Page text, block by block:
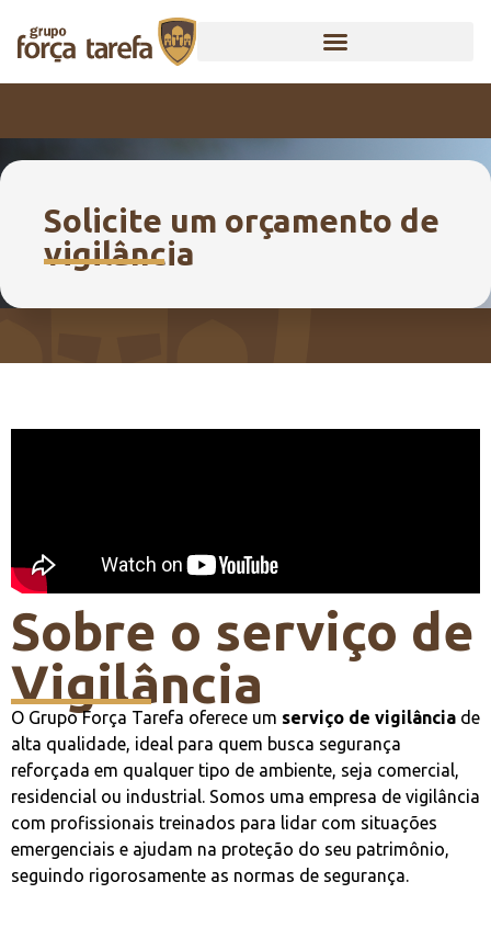
Solicite um orçamento de
vigilância
Sobre o serviço de
Vigilância
O Grupo Força Tarefa oferece um serviço de vigilância de
alta qualidade, ideal para quem busca segurança
reforçada em qualquer tipo de ambiente, seja comercial,
residencial ou industrial. Somos uma empresa de vigilância
com profissionais treinados para lidar com situações
emergenciais e ajudam na proteção do seu patrimônio,
seguindo rigorosamente as normas de segurança.